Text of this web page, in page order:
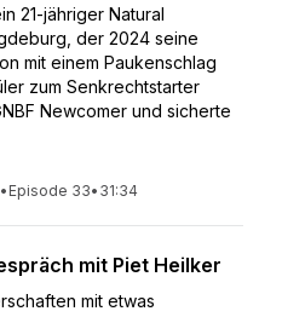
21-jähriger Natural
der 2024 seine
mit einem Paukenschlag
zum Senkrechtstarter
Newcomer und sicherte
• Episode 33• 31:34
mit Piet Heilker
mit etwas